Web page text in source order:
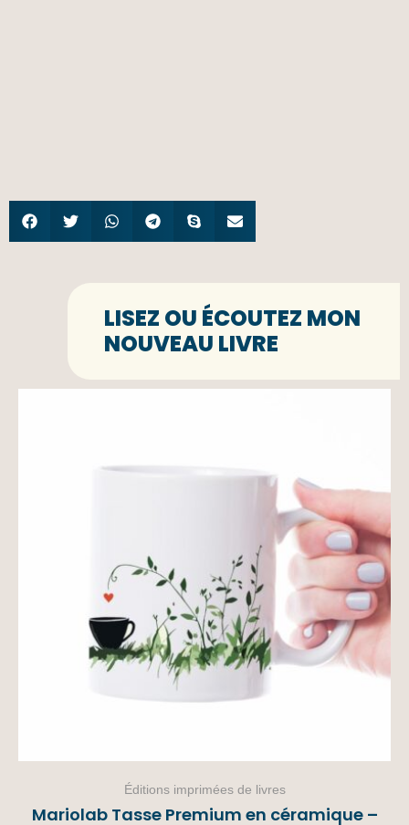
LISEZ OU ÉCOUTEZ MON
NOUVEAU LIVRE
Éditions imprimées de livres
Mariolab Tasse Premium en céramique –